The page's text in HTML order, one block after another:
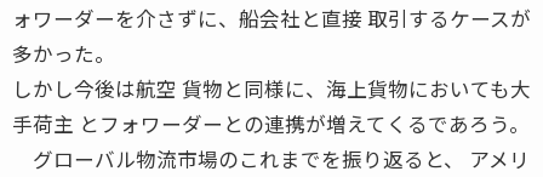
ォワーダーを介さずに、船会社と直接 取引するケースが
多かった。
しかし今後は航空 貨物と同様に、海上貨物においても大
手荷主 とフォワーダーとの連携が増えてくるであろう。
グローバル物流市場のこれまでを振り返ると、 アメリ